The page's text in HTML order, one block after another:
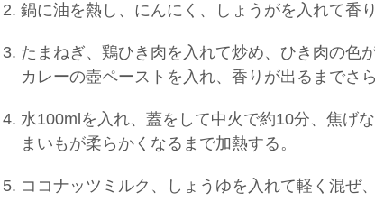
鍋に油を熱し、にんにく、しょうがを入れて香
たまねぎ、鶏ひき肉を入れて炒め、ひき肉の色
カレーの壺ペーストを入れ、香りが出るまでさ
水100mlを入れ、蓋をして中火で約10分、焦げ
まいもが柔らかくなるまで加熱する。
ココナッツミルク、しょうゆを入れて軽く混ぜ